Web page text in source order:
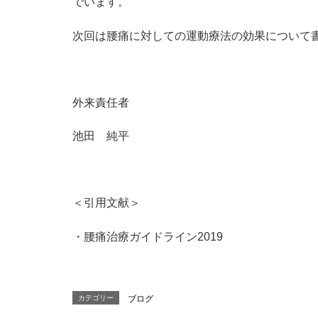
次回は腰痛に対しての運動療法の効果について
外来責任者
池田 純平
＜引用文献＞
・腰痛治療ガイドライン2019
カテゴリー ブログ